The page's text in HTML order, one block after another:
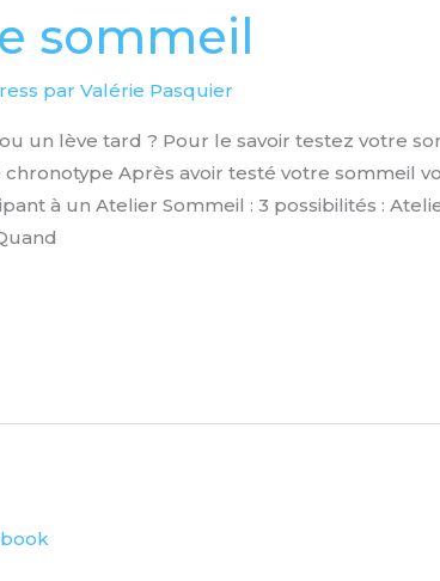
sommeil
par Valérie Pasquier
un lève tard ? Pour le savoir testez votre
Après avoir testé votre sommeil
à un Atelier Sommeil : 3 possibilités :